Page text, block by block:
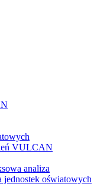
VULCAN
analiza
jednostek oświatowych